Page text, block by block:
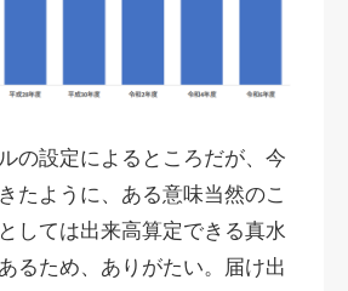
の設定によるところだが、今
たように、ある意味当然のこ
しては出来高算定できる真水
るため、ありがたい。届け出